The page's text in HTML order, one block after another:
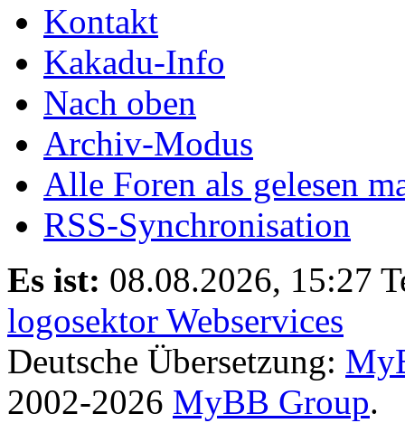
Kontakt
Kakadu-Info
Nach oben
Archiv-Modus
Alle Foren als gelesen
RSS-Synchronisation
Es ist: 08.08.2026, 15:27
logosektor Webservices
Deutsche Übersetzung:
2002-2026 MyBB Group.